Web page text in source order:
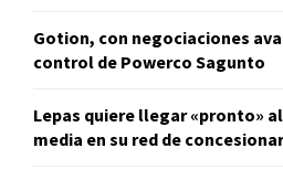
Gotion, con negociaciones
control de Powerco Sagunto
Lepas quiere llegar «pronto»
media en su red de